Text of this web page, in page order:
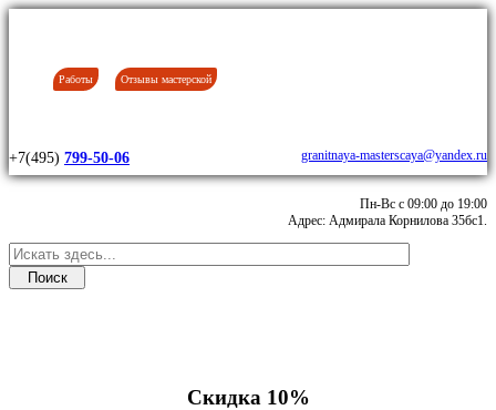
Работы Отзывы мастерской
+7(495) 799-50-06 granitnaya-masterscaya@yandex.ru
Пн-Вс с 09:00 до 19:00
Адрес: Адмирала Корнилова 35бс1.
Скидка 10%